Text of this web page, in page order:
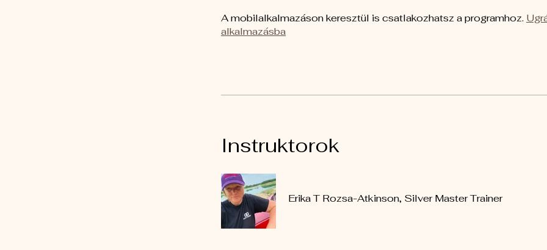
A mobilalkalmazáson keresztül is csatlakozhatsz a programhoz.
alkalmazásba
Instruktorok
Erika T Rozsa-Atkinson, Silver Master Trainer